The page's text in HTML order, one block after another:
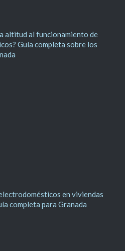
altitud al funcionamiento de
Guía completa sobre los
en viviendas
completa para Granada